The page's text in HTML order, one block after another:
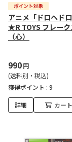
アニメ「ドロヘド
★R TOYS フレーク
（心）
990円
(送料別・税込)
獲得ポイント : 9
詳細 カー